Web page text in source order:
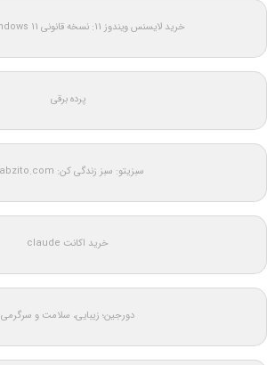
خرید لایسنس ویندوز 11: نسخه قانونی Windows 11 اورجینال
پرده برقی
سبزیتو: سبز زندگی کن: Sabzito.com
خرید اکانت claude
دورجین؛ زیبایی، سلامت و سرگرمی